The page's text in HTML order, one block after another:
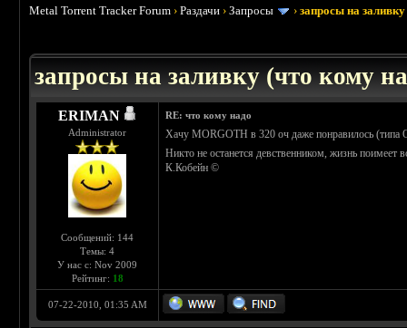
Metal Torrent Tracker Forum ›Раздачи ›Запросы ›запросы на
запросы на заливку (что кому
ERIMAN
Administrator
Сообщений: 144
Темы: 4
У нас с: Nov 2009
Рейтинг: 18
RE: что кому надо
Хачу MORGOTH в 320 оч даже понравилось (типа
Никто не останется девственником, жизнь поимеет
К.Кобейн ©
07-22-2010, 01:35 AM